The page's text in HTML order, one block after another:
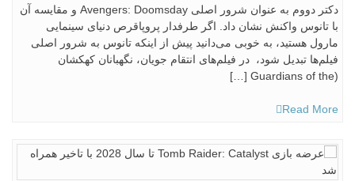
دکتر دووم به عنوان شرور اصلی Avengers: Doomsday و مقایسه آن
با تانوس واکنش نشان داد. اگر طرفدار پروپاقرص دنیای سینمایی
مارول هستید، به خوبی می‌دانید پیش از اینکه تانوس به شرور اصلی
فیلم‌ها تبدیل شود، در فیلم‌های انتقام جویان، نگهبانان کهکشان
(Guardians of the […]
Read More